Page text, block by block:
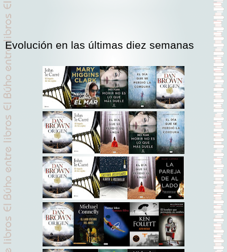
Evolución en las últimas diez semanas